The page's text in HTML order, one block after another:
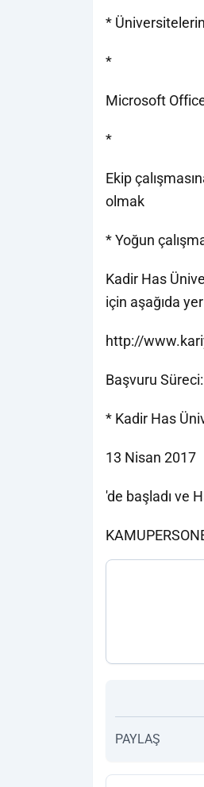
*
*
Microsoft
*
Ekip
olmak
* Yoğun
Kadir Has
için aşağıda
http://
Başvuru Süreci:
* Kadir Has
13 Nisan 2017
'de başladı ve
PAYLAŞ